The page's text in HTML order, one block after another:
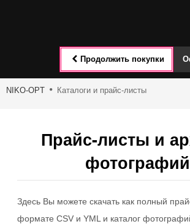
Продолжить покупки
NIKO-OPT Каталоги и прайс-листы
Прайс-листы и
фотографий
Здесь Вы можете скачать как полный
формате CSV и YML и каталог